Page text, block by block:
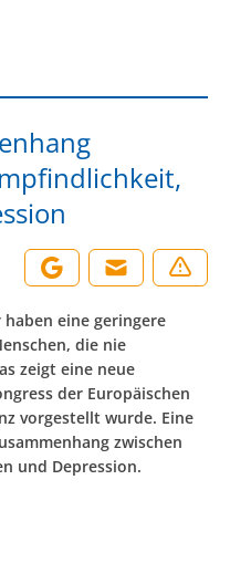
haben eine geringere
die nie
zeigt eine neue
der Europäischen
vorgestellt wurde. Eine
zwischen
und Depression.